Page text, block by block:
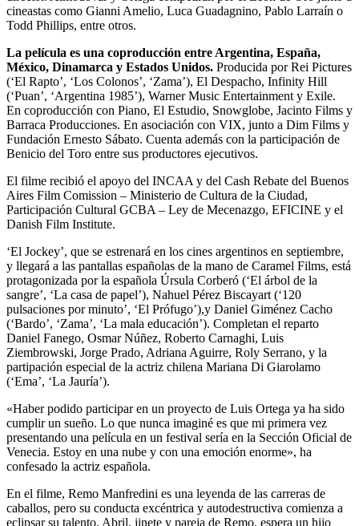
cineastas como Gianni Amelio, Luca Guadagnino, Pablo Larraín o
Todd Phillips, entre otros.
La película es una coproducción entre Argentina, España,
México, Dinamarca y Estados Unidos. Producida por Rei Pictures
(‘El Rapto’, ‘Los Colonos’, ‘Zama’), El Despacho, Infinity Hill
(‘Puan’, ‘Argentina 1985’), Warner Music Entertainment y Exile.
En coproducción con Piano, El Estudio, Snowglobe, Jacinto Films y
Barraca Producciones. En asociación con VIX, junto a Dim Films y
Fundación Ernesto Sábato. Cuenta además con la participación de
Benicio del Toro entre sus productores ejecutivos.
El filme recibió el apoyo del INCAA y del Cash Rebate del Buenos
Aires Film Comission – Ministerio de Cultura de la Ciudad,
Participación Cultural GCBA – Ley de Mecenazgo, EFICINE y el
Danish Film Institute.
‘El Jockey’, que se estrenará en los cines argentinos en septiembre,
y llegará a las pantallas españolas de la mano de Caramel Films, está
protagonizada por la española Úrsula Corberó (‘El árbol de la
sangre’, ‘La casa de papel’), Nahuel Pérez Biscayart (‘120
pulsaciones por minuto’, ‘El Prófugo’),y Daniel Giménez Cacho
(‘Bardo’, ‘Zama’, ‘La mala educación’). Completan el reparto
Daniel Fanego, Osmar Núñez, Roberto Carnaghi, Luis
Ziembrowski, Jorge Prado, Adriana Aguirre, Roly Serrano, y la
partipación especial de la actriz chilena Mariana Di Giarolamo
(‘Ema’, ‘La Jauría’).
«Haber podido participar en un proyecto de Luis Ortega ya ha sido
cumplir un sueño. Lo que nunca imaginé es que mi primera vez
presentando una película en un festival sería en la Sección Oficial de
Venecia. Estoy en una nube y con una emoción enorme», ha
confesado la actriz española.
En el filme, Remo Manfredini es una leyenda de las carreras de
caballos, pero su conducta excéntrica y autodestructiva comienza a
eclipsar su talento. Abril, jinete y pareja de Remo, espera un hijo